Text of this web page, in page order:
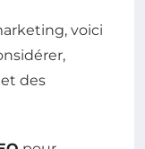
voici
des